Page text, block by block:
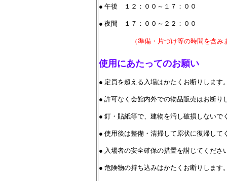
● 午後 １２：００～１７：００
● 夜間 １７：００～２２：００
（準備・片づけ等の時間を含み
使用にあたってのお願い
● 定員を超える入場はかたくお断りします
● 許可なく会館内外での物品販売はお断り
● 釘・貼紙等で、建物を汚し破損しないで
● 使用後は整備・清掃して原状に復帰して
● 入場者の安全確保の措置を講じてくださ
● 危険物の持ち込みはかたくお断りします